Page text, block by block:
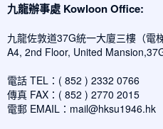
九龍辦事處 Kowloon Office:
九龍佐敦道37G統一大廈三樓（電
A4, 2nd Floor, United
電話 TEL：( 852 ) 2332 0766
傳真 FAX：( 852 ) 2770 2015
電郵 EMAIL： mail@hksu1946.hk